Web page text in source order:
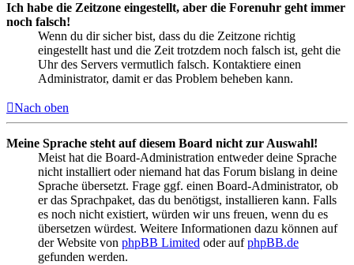
Ich habe die Zeitzone eingestellt, aber die Forenuhr geht immer
noch falsch!
Wenn du dir sicher bist, dass du die Zeitzone richtig
eingestellt hast und die Zeit trotzdem noch falsch ist, geht die
Uhr des Servers vermutlich falsch. Kontaktiere einen
Administrator, damit er das Problem beheben kann.
Nach oben
Meine Sprache steht auf diesem Board nicht zur Auswahl!
Meist hat die Board-Administration entweder deine Sprache
nicht installiert oder niemand hat das Forum bislang in deine
Sprache übersetzt. Frage ggf. einen Board-Administrator, ob
er das Sprachpaket, das du benötigst, installieren kann. Falls
es noch nicht existiert, würden wir uns freuen, wenn du es
übersetzen würdest. Weitere Informationen dazu können auf
der Website von phpBB Limited oder aufphpBB.de
gefunden werden.